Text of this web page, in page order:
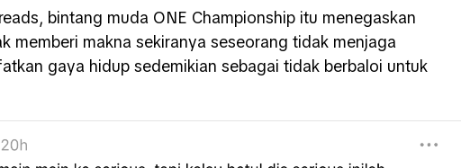
bintang muda ONE Championship itu menegaskan
memberi makna sekiranya seseorang tidak menjaga
gaya hidup sedemikian sebagai tidak berbaloi untuk